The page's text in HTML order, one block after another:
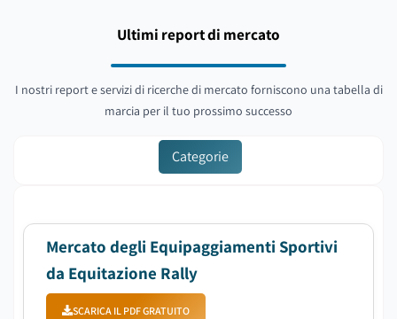
Ultimi report di mercato
I nostri report e servizi di ricerche di mercato forniscono una tabella di
marcia per il tuo prossimo successo
Categorie
Mercato degli Equipaggiamenti Sportivi
da Equitazione Rally
SCARICA IL PDF GRATUITO